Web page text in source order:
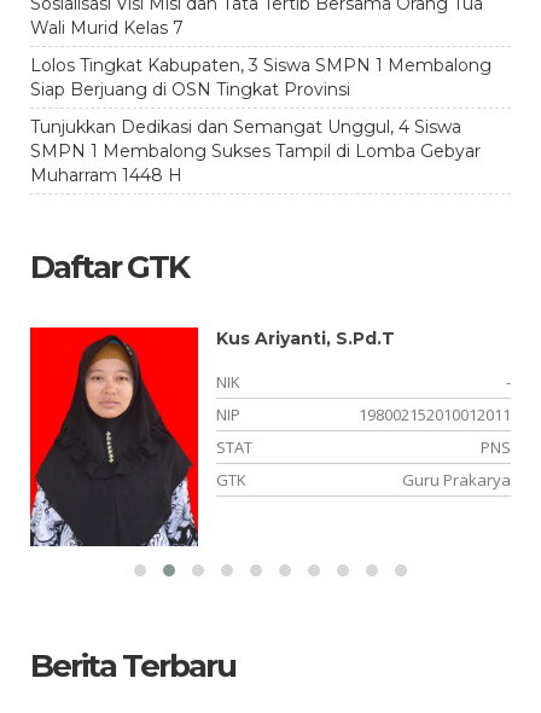
Wali Murid Kelas 7
Lolos Tingkat Kabupaten, 3 Siswa SMPN 1 Membalong
Siap Berjuang di OSN Tingkat Provinsi
Tunjukkan Dedikasi dan Semangat Unggul, 4 Siswa
SMPN 1 Membalong Sukses Tampil di Lomba Gebyar
Muharram 1448 H
Daftar GTK
Kus Ariyanti, S.Pd.T
NIK
-
NIP
198002152010012011
STAT
PNS
GTK
Guru Prakarya
Berita Terbaru